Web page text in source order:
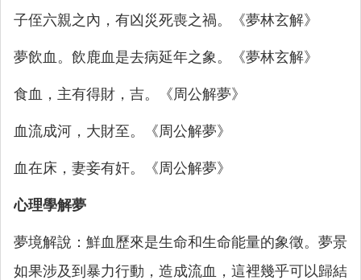
子侄六親之內，有凶災死喪之禍。《夢林玄解》
夢飲血。飲鹿血是去病延年之象。《夢林玄解》
食血，主有得財，吉。《周公解夢》
血流成河，大財至。《周公解夢》
血在床，妻妾有奸。《周公解夢》
心理學解夢
夢境解說：鮮血歷來是生命和生命能量的象徵。夢景
如果涉及到暴力行動，造成流血，這裡幾乎可以歸結